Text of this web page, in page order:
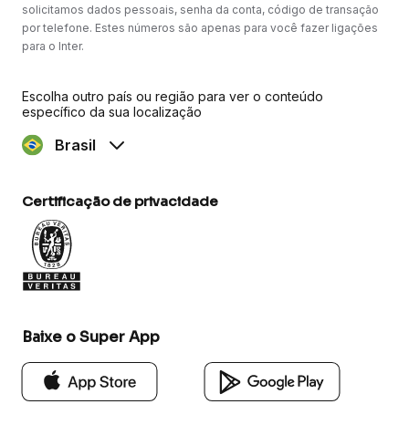
solicitamos dados pessoais, senha da conta, código de transação
por telefone. Estes números são apenas para você fazer ligações
para o Inter.
Escolha outro país ou região para ver o conteúdo
específico da sua localização
Brasil
Certificação de privacidade
Baixe o Super App